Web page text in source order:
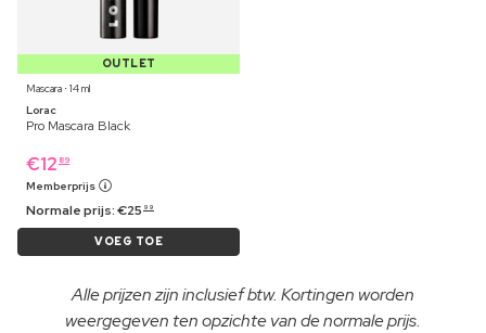
OUTLET
Mascara ⋅ 14 ml
Lorac
Pro Mascara Black
€12 89
Memberprijs
Normale prijs:€25 99
VOEG TOE
Alle prijzen zijn inclusief btw. Kortingen worden
weergegeven ten opzichte van de normale prijs.